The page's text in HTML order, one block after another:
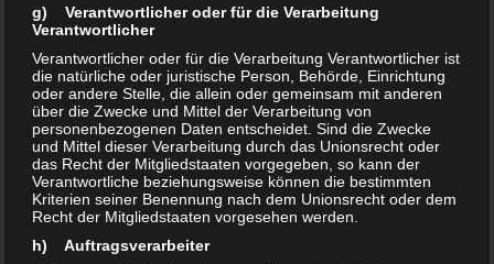
Filme & Kino
HITEC
Kunst & Kultur
Künstler
g) Verantwortlicher oder für die Verarbeitung
Verantwortlicher
Verantwortlicher oder für die Verarbeitung Verantwortlicher ist
die natürliche oder juristische Person, Behörde, Einrichtung
oder andere Stelle, die allein oder gemeinsam mit anderen
über die Zwecke und Mittel der Verarbeitung von
personenbezogenen Daten entscheidet. Sind die Zwecke
und Mittel dieser Verarbeitung durch das Unionsrecht oder
das Recht der Mitgliedstaaten vorgegeben, so kann der
Verantwortliche beziehungsweise können die bestimmten
Kriterien seiner Benennung nach dem Unionsrecht oder dem
Recht der Mitgliedstaaten vorgesehen werden.
h) Auftragsverarbeiter